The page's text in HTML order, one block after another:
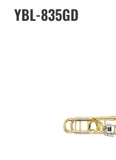
YBL-835GD